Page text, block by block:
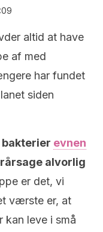
altid at have
af med
har fundet
siden
evnen
alvorlig
er det, vi
værste er, at
kan leve i små